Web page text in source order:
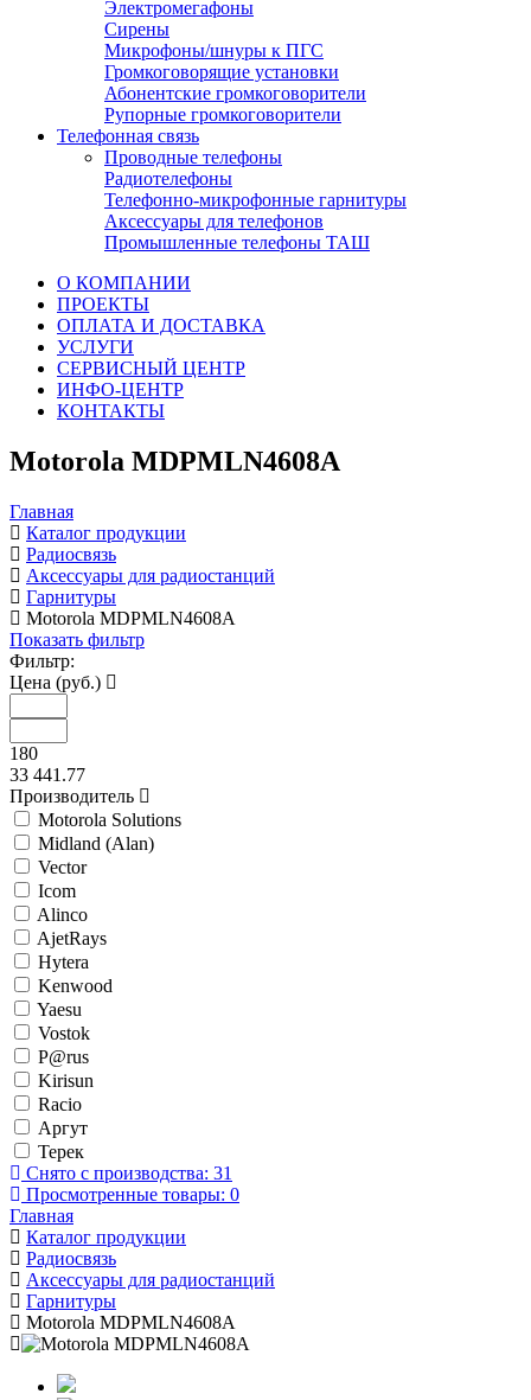
Электромегафоны
Сирены
Микрофоны/шнуры к ПГС
Громкоговорящие установки
Абонентские громкоговорители
Рупорные громкоговорители
Телефонная связь
Проводные телефоны
Радиотелефоны
Телефонно-микрофонные гарнитуры
Аксессуары для телефонов
Промышленные телефоны ТАШ
О КОМПАНИИ
ПРОЕКТЫ
ОПЛАТА И ДОСТАВКА
УСЛУГИ
СЕРВИСНЫЙ ЦЕНТР
ИНФО-ЦЕНТР
КОНТАКТЫ
Motorola MDPMLN4608A
Главная
Каталог продукции
Радиосвязь
Аксессуары для радиостанций
Гарнитуры
Motorola MDPMLN4608A
Показать фильтр
Фильтр:
Цена (руб.)
180
33 441.77
Производитель
Motorola Solutions
Midland (Alan)
Vector
Icom
Alinco
AjetRays
Hytera
Kenwood
Yaesu
Vostok
P@rus
Kirisun
Racio
Аргут
Терек
Снято с производства: 31
Просмотренные товары: 0
Главная
Каталог продукции
Радиосвязь
Аксессуары для радиостанций
Гарнитуры
Motorola MDPMLN4608A